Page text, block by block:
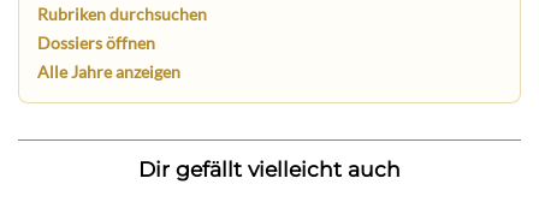
Rubriken durchsuchen
Dossiers öffnen
Alle Jahre anzeigen
Dir gefällt vielleicht auch